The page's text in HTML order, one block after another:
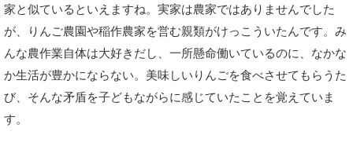
家と似ているといえますね。実家は農家ではありませんでした
が、りんご農園や稲作農家を営む親類がけっこういたんです。み
んな農作業自体は大好きだし、一所懸命働いているのに、なかな
か生活が豊かにならない。美味しいりんごを食べさせてもらうた
び、そんな矛盾を子どもながらに感じていたことを覚えていま
す。